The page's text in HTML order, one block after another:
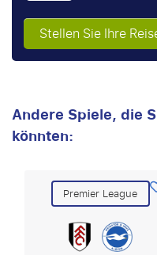
Stellen Sie Ihre
Andere Spiele, die
könnten:
Premier League